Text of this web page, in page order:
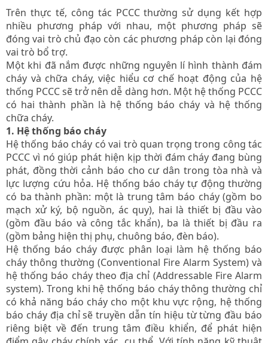
Trên thực tế, công tác PCCC thường sử dụng kết hợp
nhiều phương pháp với nhau, một phương pháp sẽ
đóng vai trò chủ đạo còn các phương pháp còn lại đóng
vai trò bổ trợ.
Một khi đã nắm được những nguyên lí hình thành đám
cháy và chữa cháy, việc hiểu cơ chế hoạt động của hệ
thống PCCC sẽ trở nên dễ dàng hơn. Một hệ thống PCCC
có hai thành phần là hệ thống báo cháy và hệ thống
chữa cháy.
1. Hệ thống báo cháy
Hệ thống báo cháy có vai trò quan trọng trong công tác
PCCC vì nó giúp phát hiện kịp thời đám cháy đang bùng
phát, đồng thời cảnh báo cho cư dân trong tòa nhà và
lực lượng cứu hỏa. Hệ thống báo cháy tự động thường
có ba thành phần: một là trung tâm báo cháy (gồm bo
mạch xử ký, bộ nguồn, ác quy), hai là thiết bị đầu vào
(gồm đầu báo và công tắc khẩn), ba là thiết bị đầu ra
(gồm bảng hiện thị phụ, chuông báo, đèn báo).
Hệ thống báo cháy được phân loại làm hệ thống báo
cháy thông thường (Conventional Fire Alarm System) và
hệ thống báo cháy theo địa chỉ (Addressable Fire Alarm
system). Trong khi hệ thống báo cháy thông thường chỉ
có khả năng báo cháy cho một khu vực rộng, hệ thống
báo cháy địa chỉ sẽ truyền dẫn tín hiệu từ từng đầu báo
riêng biệt về đến trung tâm điều khiển, để phát hiện